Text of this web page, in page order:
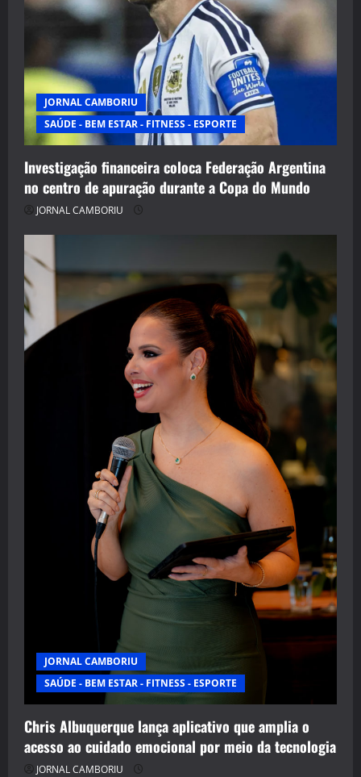
JORNAL CAMBORIU
SAÚDE - BEM ESTAR - FITNESS - ESPORTE
Investigação financeira coloca Federação Argentina
no centro de apuração durante a Copa do Mundo
JORNAL CAMBORIU
JORNAL CAMBORIU
SAÚDE - BEM ESTAR - FITNESS - ESPORTE
Chris Albuquerque lança aplicativo que amplia o
acesso ao cuidado emocional por meio da tecnologia
JORNAL CAMBORIU